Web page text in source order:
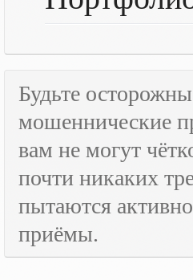
Будьте
мошеннические
вам не могут
почти никаких
пытаются
приёмы.